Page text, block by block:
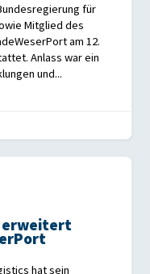
für
Mitglied des
am 12.
Anlass war ein
und...
erweitert
hat sein